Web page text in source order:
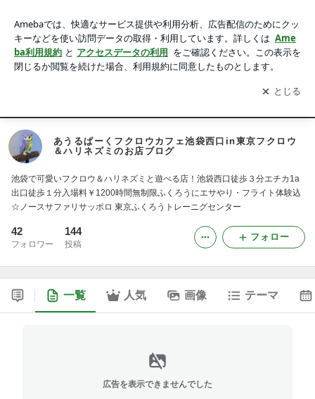
ズミのお店ブログ
アプリをダウンロードして ブログの更新通知
を受け取りまし
ょう。
開く
あうるぱーくフクロウカフェ池袋西口in東京フクロウ
＆ハリネズミのお店ブログ
池袋で可愛いフクロウ＆ハリネズミと遊べる店！池袋西口徒歩３分エチカ1a
出口徒歩１分入場料￥1200時間無制限ふくろうにエサやり・フライト体験込
☆ノースサファリサッポロ 東京ふくろうトレーニグセンター
42
フォロワー
144
投稿
フォロー
一覧 人気 画像 テーマ
広告を表示できませんでした